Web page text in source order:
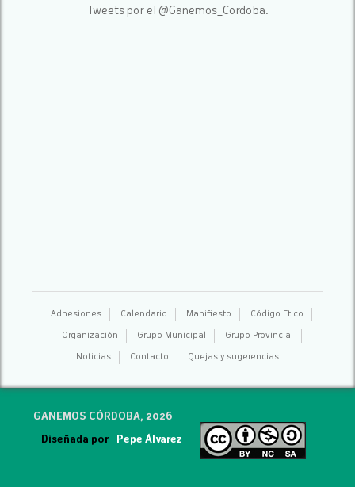
Tweets por el @Ganemos_Cordoba.
Adhesiones Calendario Manifiesto Código Ético
Organización Grupo Municipal Grupo Provincial
Noticias Contacto Quejas y sugerencias
GANEMOS CÓRDOBA, 2026
Diseñada por Pepe Álvarez